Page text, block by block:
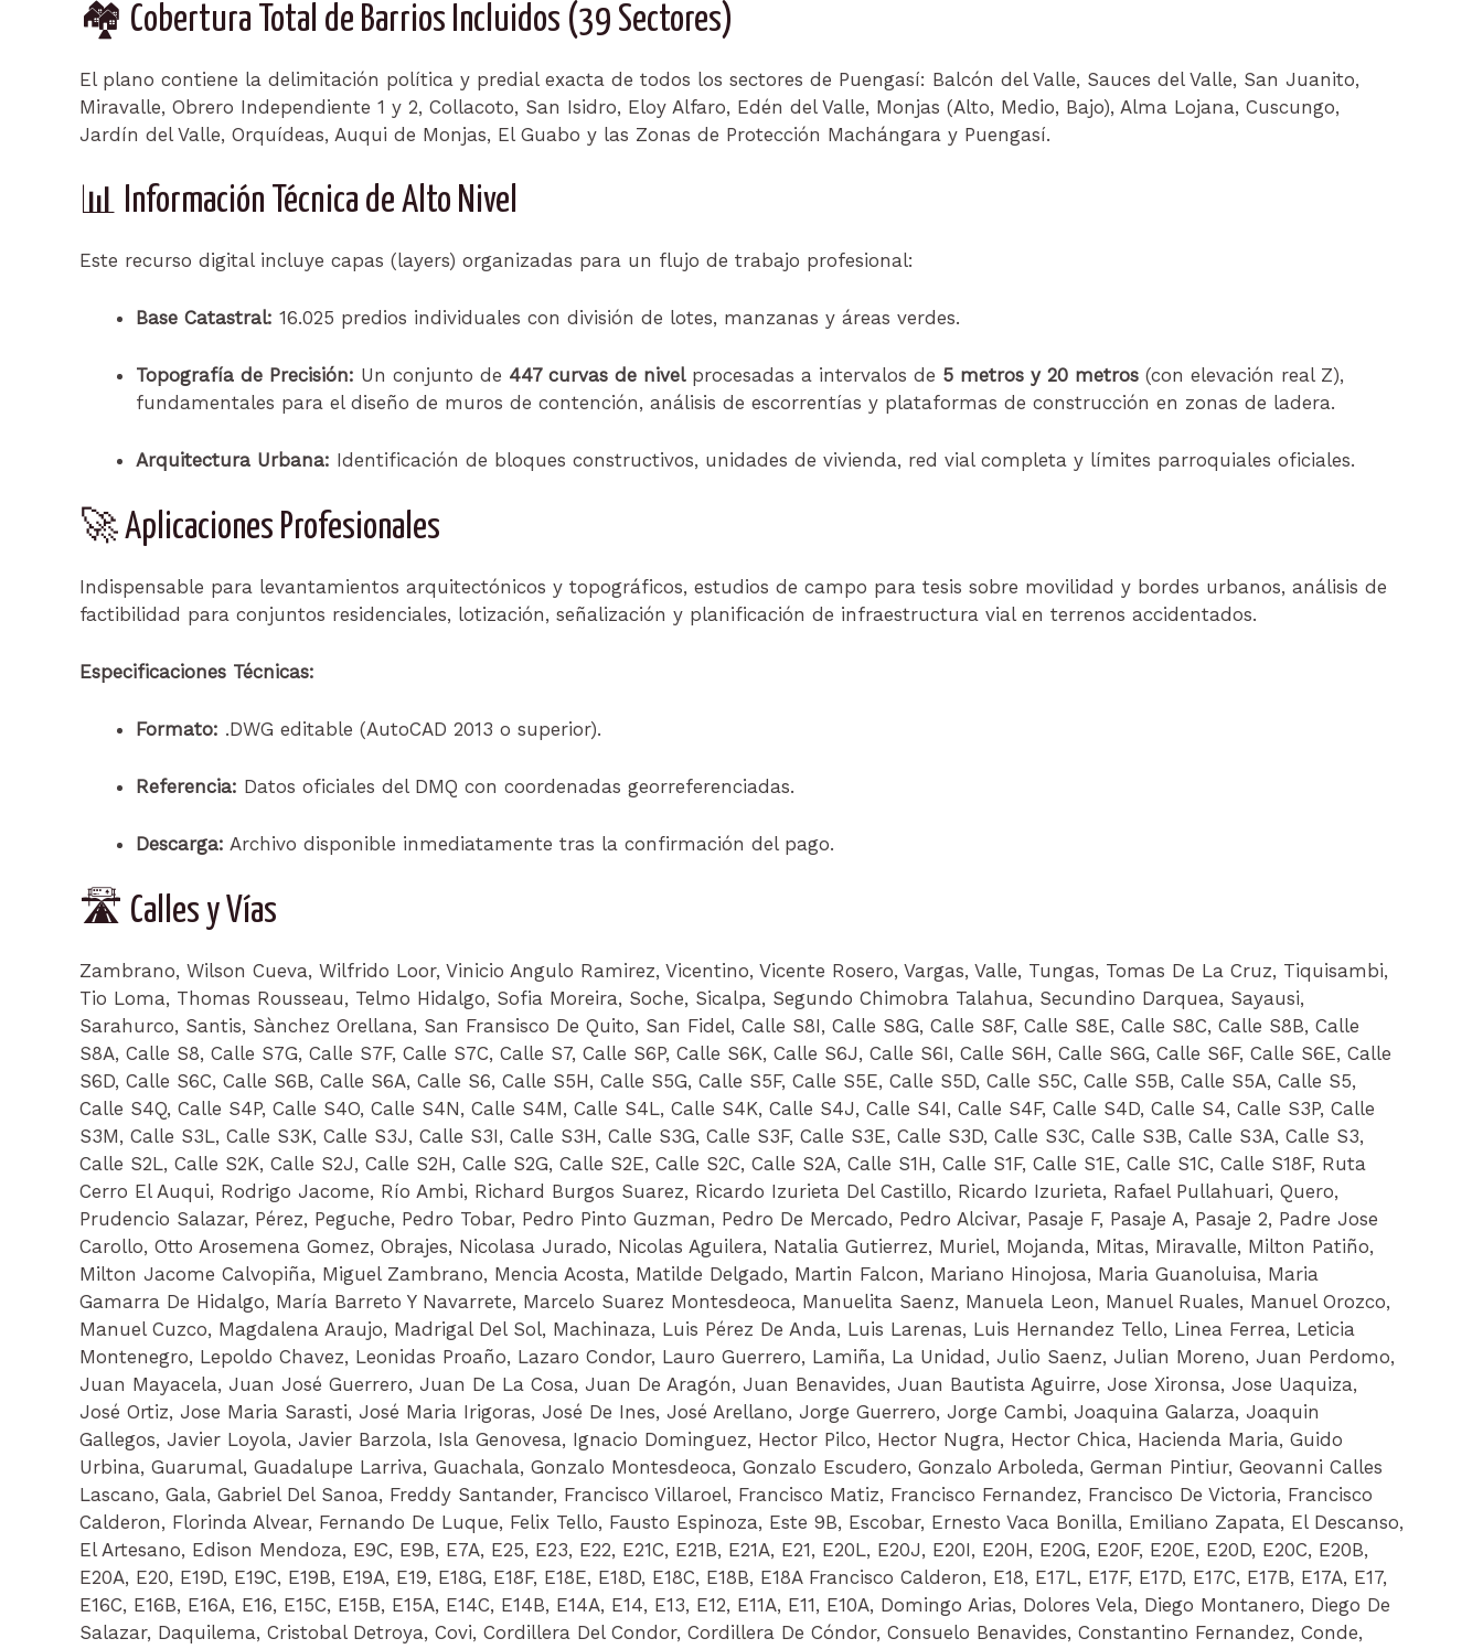
🏘️ Cobertura Total de Barrios Incluidos (39 Sectores)
El plano contiene la delimitación política y predial exacta de todos los sectores de Puengasí: Balcón del Valle, Sauces del Valle, San Juanito,
Miravalle, Obrero Independiente 1 y 2, Collacoto, San Isidro, Eloy Alfaro, Edén del Valle, Monjas (Alto, Medio, Bajo), Alma Lojana, Cuscungo,
Jardín del Valle, Orquídeas, Auqui de Monjas, El Guabo y las Zonas de Protección Machángara y Puengasí.
📊 Información Técnica de Alto Nivel
Este recurso digital incluye capas (layers) organizadas para un flujo de trabajo profesional:
Base Catastral: 16.025 predios individuales con división de lotes, manzanas y áreas verdes.
Topografía de Precisión: Un conjunto de 447 curvas de nivelprocesadas a intervalos de 5 metros y 20 metros (con elevación real Z),
fundamentales para el diseño de muros de contención, análisis de escorrentías y plataformas de construcción en zonas de ladera.
Arquitectura Urbana: Identificación de bloques constructivos, unidades de vivienda, red vial completa y límites parroquiales oficiales.
🚀 Aplicaciones Profesionales
Indispensable para levantamientos arquitectónicos y topográficos, estudios de campo para tesis sobre movilidad y bordes urbanos, análisis de
factibilidad para conjuntos residenciales, lotización, señalización y planificación de infraestructura vial en terrenos accidentados.
Especificaciones Técnicas:
Formato: .DWG editable (AutoCAD 2013 o superior).
Referencia: Datos oficiales del DMQ con coordenadas georreferenciadas.
Descarga: Archivo disponible inmediatamente tras la confirmación del pago.
🛣️ Calles y Vías
Zambrano, Wilson Cueva, Wilfrido Loor, Vinicio Angulo Ramirez, Vicentino, Vicente Rosero, Vargas, Valle, Tungas, Tomas De La Cruz, Tiquisambi,
Tio Loma, Thomas Rousseau, Telmo Hidalgo, Sofia Moreira, Soche, Sicalpa, Segundo Chimobra Talahua, Secundino Darquea, Sayausi,
Sarahurco, Santis, Sànchez Orellana, San Fransisco De Quito, San Fidel, Calle S8I, Calle S8G, Calle S8F, Calle S8E, Calle S8C, Calle S8B, Calle
S8A, Calle S8, Calle S7G, Calle S7F, Calle S7C, Calle S7, Calle S6P, Calle S6K, Calle S6J, Calle S6I, Calle S6H, Calle S6G, Calle S6F, Calle S6E, Calle
S6D, Calle S6C, Calle S6B, Calle S6A, Calle S6, Calle S5H, Calle S5G, Calle S5F, Calle S5E, Calle S5D, Calle S5C, Calle S5B, Calle S5A, Calle S5,
Calle S4Q, Calle S4P, Calle S4O, Calle S4N, Calle S4M, Calle S4L, Calle S4K, Calle S4J, Calle S4I, Calle S4F, Calle S4D, Calle S4, Calle S3P, Calle
S3M, Calle S3L, Calle S3K, Calle S3J, Calle S3I, Calle S3H, Calle S3G, Calle S3F, Calle S3E, Calle S3D, Calle S3C, Calle S3B, Calle S3A, Calle S3,
Calle S2L, Calle S2K, Calle S2J, Calle S2H, Calle S2G, Calle S2E, Calle S2C, Calle S2A, Calle S1H, Calle S1F, Calle S1E, Calle S1C, Calle S18F, Ruta
Cerro El Auqui, Rodrigo Jacome, Río Ambi, Richard Burgos Suarez, Ricardo Izurieta Del Castillo, Ricardo Izurieta, Rafael Pullahuari, Quero,
Prudencio Salazar, Pérez, Peguche, Pedro Tobar, Pedro Pinto Guzman, Pedro De Mercado, Pedro Alcivar, Pasaje F, Pasaje A, Pasaje 2, Padre Jose
Carollo, Otto Arosemena Gomez, Obrajes, Nicolasa Jurado, Nicolas Aguilera, Natalia Gutierrez, Muriel, Mojanda, Mitas, Miravalle, Milton Patiño,
Milton Jacome Calvopiña, Miguel Zambrano, Mencia Acosta, Matilde Delgado, Martin Falcon, Mariano Hinojosa, Maria Guanoluisa, Maria
Gamarra De Hidalgo, María Barreto Y Navarrete, Marcelo Suarez Montesdeoca, Manuelita Saenz, Manuela Leon, Manuel Ruales, Manuel Orozco,
Manuel Cuzco, Magdalena Araujo, Madrigal Del Sol, Machinaza, Luis Pérez De Anda, Luis Larenas, Luis Hernandez Tello, Linea Ferrea, Leticia
Montenegro, Lepoldo Chavez, Leonidas Proaño, Lazaro Condor, Lauro Guerrero, Lamiña, La Unidad, Julio Saenz, Julian Moreno, Juan Perdomo,
Juan Mayacela, Juan José Guerrero, Juan De La Cosa, Juan De Aragón, Juan Benavides, Juan Bautista Aguirre, Jose Xironsa, Jose Uaquiza,
José Ortiz, Jose Maria Sarasti, José Maria Irigoras, José De Ines, José Arellano, Jorge Guerrero, Jorge Cambi, Joaquina Galarza, Joaquin
Gallegos, Javier Loyola, Javier Barzola, Isla Genovesa, Ignacio Dominguez, Hector Pilco, Hector Nugra, Hector Chica, Hacienda Maria, Guido
Urbina, Guarumal, Guadalupe Larriva, Guachala, Gonzalo Montesdeoca, Gonzalo Escudero, Gonzalo Arboleda, German Pintiur, Geovanni Calles
Lascano, Gala, Gabriel Del Sanoa, Freddy Santander, Francisco Villaroel, Francisco Matiz, Francisco Fernandez, Francisco De Victoria, Francisco
Calderon, Florinda Alvear, Fernando De Luque, Felix Tello, Fausto Espinoza, Este 9B, Escobar, Ernesto Vaca Bonilla, Emiliano Zapata, El Descanso,
El Artesano, Edison Mendoza, E9C, E9B, E7A, E25, E23, E22, E21C, E21B, E21A, E21, E20L, E20J, E20I, E20H, E20G, E20F, E20E, E20D, E20C, E20B,
E20A, E20, E19D, E19C, E19B, E19A, E19, E18G, E18F, E18E, E18D, E18C, E18B, E18A Francisco Calderon, E18, E17L, E17F, E17D, E17C, E17B, E17A, E17,
E16C, E16B, E16A, E16, E15C, E15B, E15A, E14C, E14B, E14A, E14, E13, E12, E11A, E11, E10A, Domingo Arias, Dolores Vela, Diego Montanero, Diego De
Salazar, Daquilema, Cristobal Detroya, Covi, Cordillera Del Condor, Cordillera De Cóndor, Consuelo Benavides, Constantino Fernandez, Conde,